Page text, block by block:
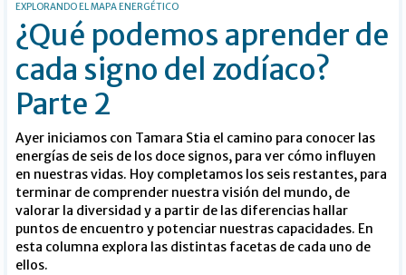
EXPLORANDO EL MAPA ENERGÉTICO
¿Qué podemos aprender de
cada signo del zodíaco?
Parte 2
Ayer iniciamos con Tamara Stia el camino para conocer las
energías de seis de los doce signos, para ver cómo influyen
en nuestras vidas. Hoy completamos los seis restantes, para
terminar de comprender nuestra visión del mundo, de
valorar la diversidad y a partir de las diferencias hallar
puntos de encuentro y potenciar nuestras capacidades. En
esta columna explora las distintas facetas de cada uno de
ellos.